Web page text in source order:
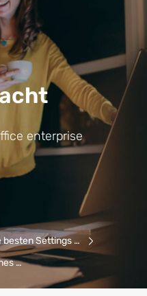
enterprise
besten Settings …
…